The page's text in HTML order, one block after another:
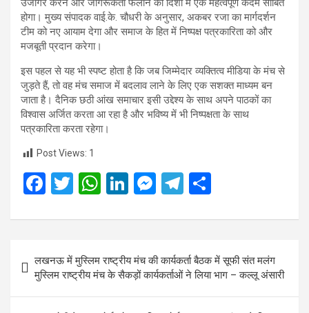
उजागर करने और जागरूकता फैलाने की दिशा में एक महत्वपूर्ण कदम साबित
होगा। मुख्य संपादक वाई.के. चौधरी के अनुसार, अकबर रजा का मार्गदर्शन
टीम को नए आयाम देगा और समाज के हित में निष्पक्ष पत्रकारिता को और
मजबूती प्रदान करेगा।
इस पहल से यह भी स्पष्ट होता है कि जब जिम्मेदार व्यक्तित्व मीडिया के मंच से
जुड़ते हैं, तो वह मंच समाज में बदलाव लाने के लिए एक सशक्त माध्यम बन
जाता है। दैनिक छठी आंख समाचार इसी उद्देश्य के साथ अपने पाठकों का
विश्वास अर्जित करता आ रहा है और भविष्य में भी निष्पक्षता के साथ
पत्रकारिता करता रहेगा।
Post Views: 1
F
ce
o
o
T
tt
er
W
at
A
p
Li
ke
dI
n
M
se
n
g
er
T
e
gr
a
m
ar
e
navigation
लखनऊ में मुस्लिम राष्ट्रीय मंच की कार्यकर्ता बैठक में सूफी संत मलंग
मुस्लिम राष्ट्रीय मंच के सैकड़ों कार्यकर्ताओं ने लिया भाग – कल्लू अंसारी